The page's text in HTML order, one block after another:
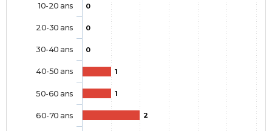
0
0
0
1
1
2
10-20 ans
20-30 ans
30-40 ans
40-50 ans
50-60 ans
60-70 ans